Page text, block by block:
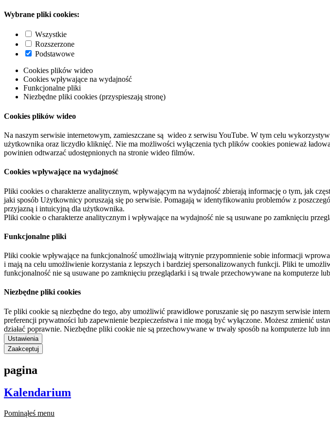
Wybrane pliki cookies:
Wszystkie
Rozszerzone
Podstawowe
Cookies plików wideo
Cookies wpływające na wydajność
Funkcjonalne pliki
Niezbędne pliki cookies (przyspieszają stronę)
Cookies plików wideo
Na naszym serwisie internetowym, zamieszczane są wideo z serwisu YouTube. W tym celu
użytkownika oraz liczydło kliknięć. Nie ma możliwości wyłączenia tych plików cookies ponieważ
powinien odtwarzać udostępnionych na stronie wideo filmów.
Cookies wpływające na wydajność
Pliki cookies o charakterze analitycznym, wpływającym na wydajność zbierają informację o tym, jak
jaki sposób Użytkownicy poruszają się po serwisie. Pomagają w identyfikowaniu problemów z
przyjazną i intuicyjną dla użytkownika.
Pliki cookie o charakterze analitycznym i wpływające na wydajność nie są usuwane po zamknięciu
Funkcjonalne pliki
Pliki cookie wpływające na funkcjonalność umożliwiają witrynie przypomnienie sobie informacji
i mają na celu umożliwienie korzystania z lepszych i bardziej spersonalizowanych funkcji. Pliki te
funkcjonalność nie są usuwane po zamknięciu przeglądarki i są trwale przechowywane na komputerze
Niezbędne pliki cookies
Te pliki cookie są niezbędne do tego, aby umożliwić prawidłowe poruszanie się po naszym serwisie
preferencji prywatności lub zapewnienie bezpieczeństwa i nie mogą być wyłączone. Możesz zmienić
działać poprawnie. Niezbędne pliki cookie nie są przechowywane w trwały sposób na komputerze lub
Ustawienia
Zaakceptuj
pagina
Kalendarium
Pominąłeś menu